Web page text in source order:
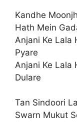
Kandhe
Hath Mein
Anjani Ke Lala
Pyare
Anjani Ke Lala
Dulare
Tan Sindoori
Swarn Mukut